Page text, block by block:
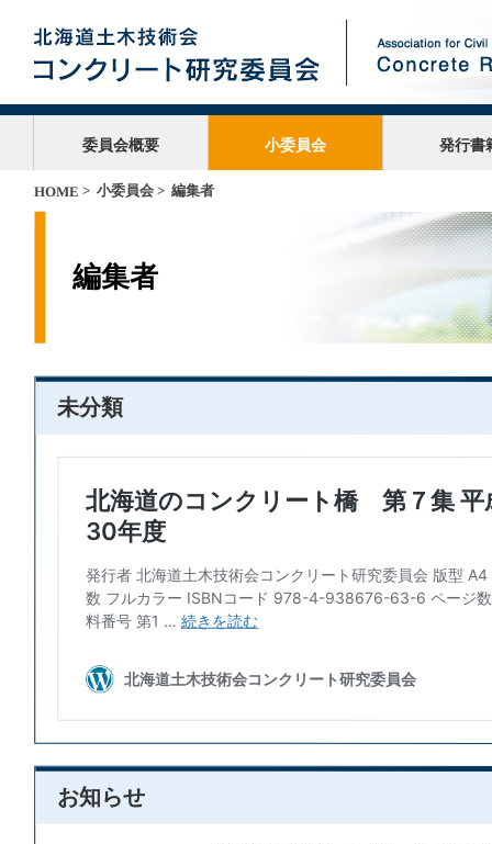
委員会概要 小委員会 発行書
HOME >小委員会> 編集者
編集者
未分類
お知らせ